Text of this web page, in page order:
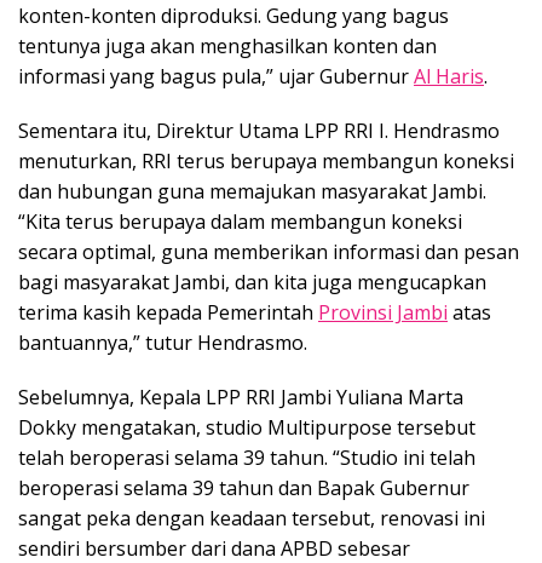
konten-konten diproduksi. Gedung yang bagus
tentunya juga akan menghasilkan konten dan
informasi yang bagus pula,” ujar GubernurAl Haris.
Sementara itu, Direktur Utama LPP RRI I. Hendrasmo
menuturkan, RRI terus berupaya membangun koneksi
dan hubungan guna memajukan masyarakat Jambi.
“Kita terus berupaya dalam membangun koneksi
secara optimal, guna memberikan informasi dan pesan
bagi masyarakat Jambi, dan kita juga mengucapkan
terima kasih kepada Pemerintah Provinsi Jambi atas
bantuannya,” tutur Hendrasmo.
Sebelumnya, Kepala LPP RRI Jambi Yuliana Marta
Dokky mengatakan, studio Multipurpose tersebut
telah beroperasi selama 39 tahun. “Studio ini telah
beroperasi selama 39 tahun dan Bapak Gubernur
sangat peka dengan keadaan tersebut, renovasi ini
sendiri bersumber dari dana APBD sebesar